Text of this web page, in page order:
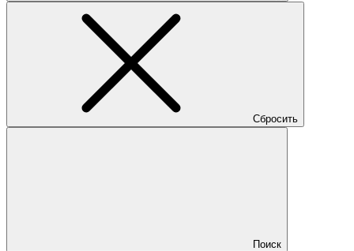
Сбросить
Поиск